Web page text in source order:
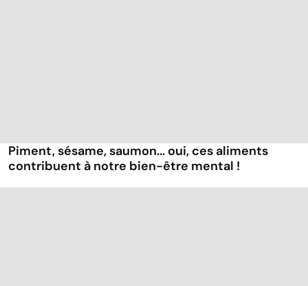
Piment, sésame, saumon... oui, ces aliments
contribuent à notre bien-être mental !